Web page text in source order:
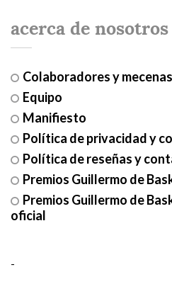
acerca de nosotros
Colaboradores y mecenas
Equipo
Manifiesto
Política de privacidad y
Política de reseñas y
Premios Guillermo de
Premios Guillermo de
oficial
-